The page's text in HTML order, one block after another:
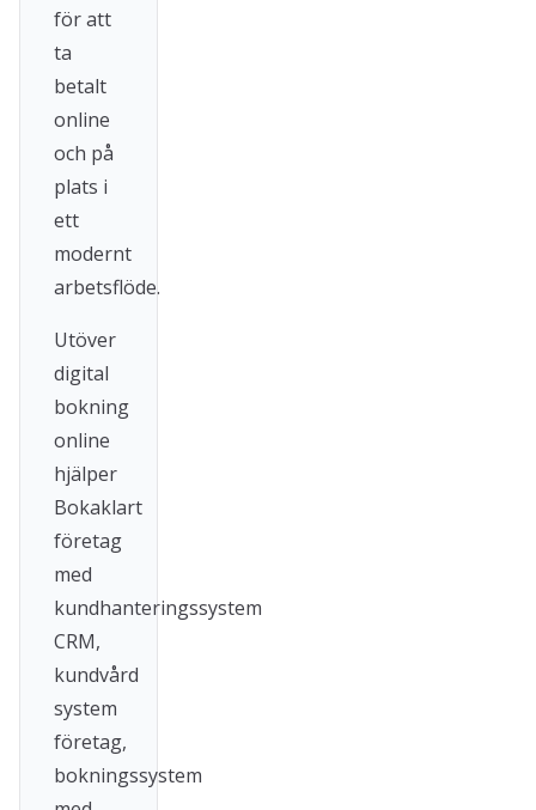
för att
ta
betalt
online
och på
plats i
ett
modernt
arbetsflöde.
Utöver
digital
bokning
online
hjälper
Bokaklart
företag
med
kundhanteringssystem
CRM,
kundvård
system
företag,
bokningssystem